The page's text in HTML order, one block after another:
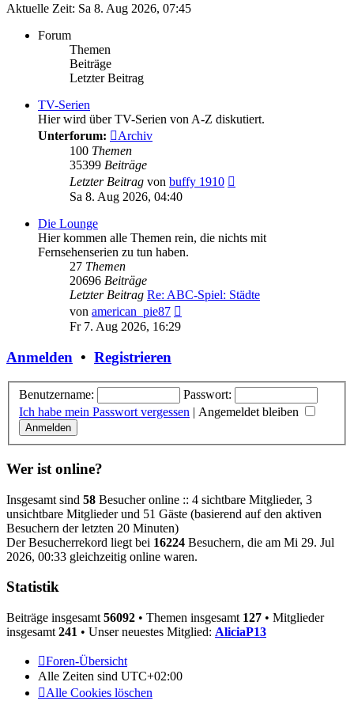
Aktuelle Zeit: Sa 8. Aug 2026, 07:45
Forum
Themen
Beiträge
Letzter Beitrag
TV-Serien
Hier wird über TV-Serien von A-Z diskutiert.
Unterforum:
Archiv
100 Themen
35399 Beiträge
Letzter Beitrag von buffy 1910
Sa 8. Aug 2026, 04:40
Die Lounge
Hier kommen alle Themen rein, die nichts mit
Fernsehenserien zu tun haben.
27 Themen
20696 Beiträge
Letzter Beitrag Re: ABC-Spiel: Städte
von american_pie87
Fr 7. Aug 2026, 16:29
Anmelden • Registrieren
Benutzername:
Passwort:
Ich habe mein Passwort vergessen | Angemeldet bleiben
Wer ist online?
Insgesamt sind 58 Besucher online :: 4 sichtbare Mitglieder, 3
unsichtbare Mitglieder und 51 Gäste (basierend auf den aktiven
Besuchern der letzten 20 Minuten)
Der Besucherrekord liegt bei 16224 Besuchern, die am Mi 29. Jul
2026, 00:33 gleichzeitig online waren.
Statistik
Beiträge insgesamt 56092 • Themen insgesamt 127 • Mitglieder
insgesamt 241 • Unser neuestes Mitglied: AliciaP13
Foren-Übersicht
Alle Zeiten sind UTC+02:00
Alle Cookies löschen